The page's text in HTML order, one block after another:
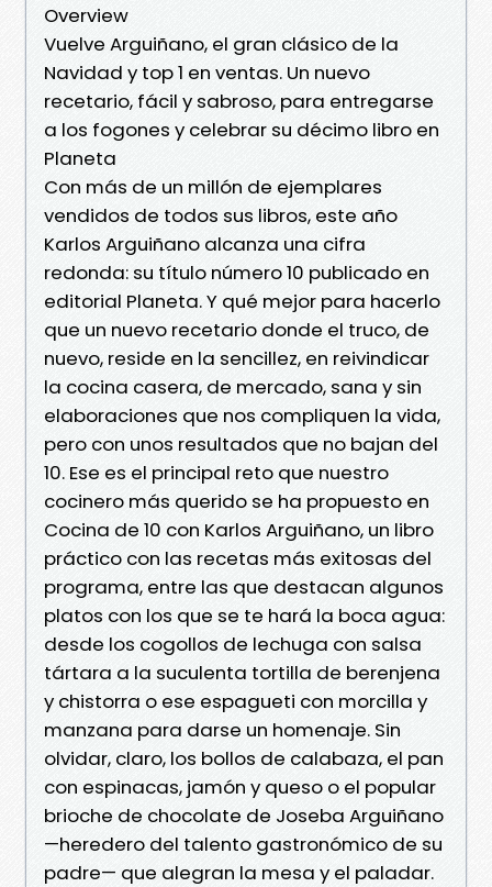
Overview
Vuelve Arguiñano, el gran clásico de la
Navidad y top 1 en ventas. Un nuevo
recetario, fácil y sabroso, para entregarse
a los fogones y celebrar su décimo libro en
Planeta
Con más de un millón de ejemplares
vendidos de todos sus libros, este año
Karlos Arguiñano alcanza una cifra
redonda: su título número 10 publicado en
editorial Planeta. Y qué mejor para hacerlo
que un nuevo recetario donde el truco, de
nuevo, reside en la sencillez, en reivindicar
la cocina casera, de mercado, sana y sin
elaboraciones que nos compliquen la vida,
pero con unos resultados que no bajan del
10. Ese es el principal reto que nuestro
cocinero más querido se ha propuesto en
Cocina de 10 con Karlos Arguiñano, un libro
práctico con las recetas más exitosas del
programa, entre las que destacan algunos
platos con los que se te hará la boca agua:
desde los cogollos de lechuga con salsa
tártara a la suculenta tortilla de berenjena
y chistorra o ese espagueti con morcilla y
manzana para darse un homenaje. Sin
olvidar, claro, los bollos de calabaza, el pan
con espinacas, jamón y queso o el popular
brioche de chocolate de Joseba Arguiñano
—heredero del talento gastronómico de su
padre— que alegran la mesa y el paladar.